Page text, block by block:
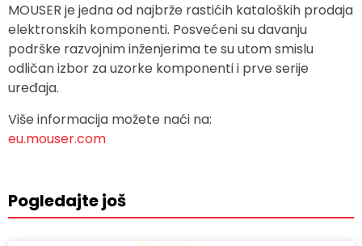
MOUSER je jedna od najbrže rastićih kataloških prodaja
elektronskih komponenti. Posvećeni su davanju
podrške razvojnim inženjerima te su utom smislu
odličan izbor za uzorke komponenti i prve serije
uređaja.
Više informacija možete naći na:
eu.mouser.com
Pogledajte još